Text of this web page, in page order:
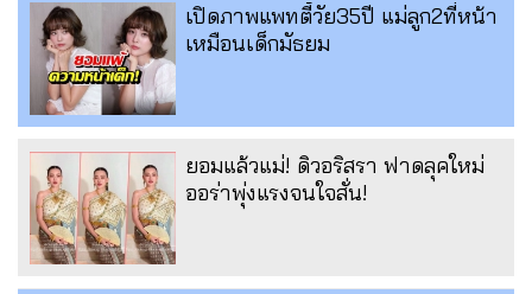
เปิดภาพแพทตี้วัย35ปี แม่ลูก2ที่หน้า
เหมือนเด็กมัธยม
ยอมแล้วแม่! ดิวอริสรา ฟาดลุคใหม่
ออร่าพุ่งแรงจนใจสั่น!